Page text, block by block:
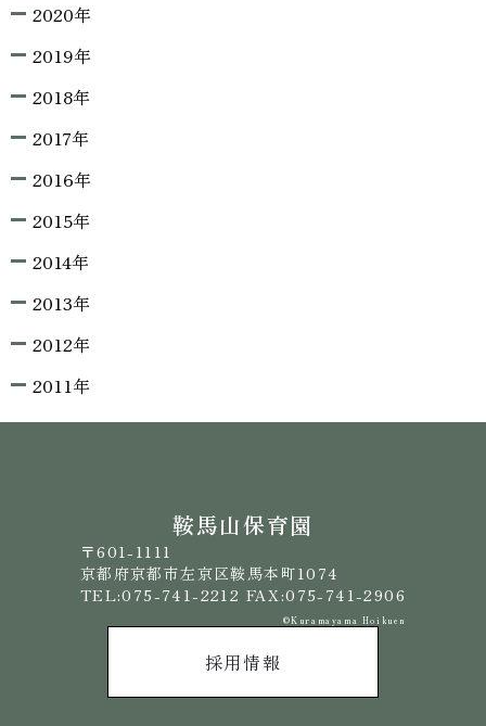
2020年
2019年
2018年
2017年
2016年
2015年
2014年
2013年
2012年
2011年
鞍馬山保育園
〒601-1111
京都府京都市左京区鞍馬本町1074
TEL:075-741-2212 FAX:075-741-2906
©️Kuramayama Hoikuen
採用情報